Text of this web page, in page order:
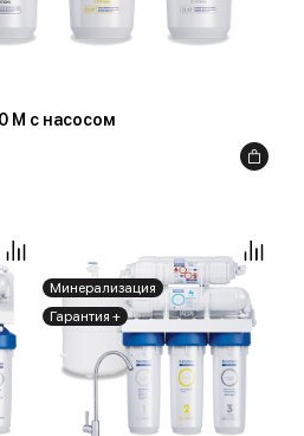
М с насосом
Минерализация
Гарантия +